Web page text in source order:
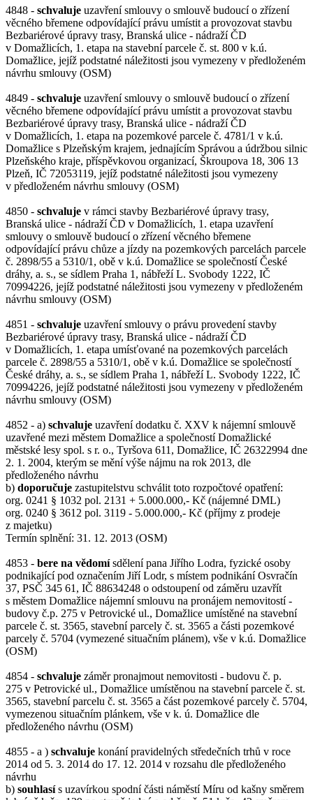
4848 - schvaluje uzavření smlouvy o smlouvě budoucí o zřízení
věcného břemene odpovídající právu umístit a provozovat stavbu
Bezbariérové úpravy trasy, Branská ulice - nádraží ČD
v Domažlicích, 1. etapa na stavební parcele č. st. 800 v k.ú.
Domažlice, jejíž podstatné náležitosti jsou vymezeny v předloženém
návrhu smlouvy (OSM)
4849 - schvaluje uzavření smlouvy o smlouvě budoucí o zřízení
věcného břemene odpovídající právu umístit a provozovat stavbu
Bezbariérové úpravy trasy, Branská ulice - nádraží ČD
v Domažlicích, 1. etapa na pozemkové parcele č. 4781/1 v k.ú.
Domažlice s Plzeňským krajem, jednajícím Správou a údržbou silnic
Plzeňského kraje, příspěvkovou organizací, Škroupova 18, 306 13
Plzeň, IČ 72053119, jejíž podstatné náležitosti jsou vymezeny
v předloženém návrhu smlouvy (OSM)
4850 - schvaluje v rámci stavby Bezbariérové úpravy trasy,
Branská ulice - nádraží ČD v Domažlicích, 1. etapa uzavření
smlouvy o smlouvě budoucí o zřízení věcného břemene
odpovídající právu chůze a jízdy na pozemkových parcelách parcele
č. 2898/55 a 5310/1, obě v k.ú. Domažlice se společností České
dráhy, a. s., se sídlem Praha 1, nábřeží L. Svobody 1222, IČ
70994226, jejíž podstatné náležitosti jsou vymezeny v předloženém
návrhu smlouvy (OSM)
4851 - schvaluje uzavření smlouvy o právu provedení stavby
Bezbariérové úpravy trasy, Branská ulice - nádraží ČD
v Domažlicích, 1. etapa umísťované na pozemkových parcelách
parcele č. 2898/55 a 5310/1, obě v k.ú. Domažlice se společností
České dráhy, a. s., se sídlem Praha 1, nábřeží L. Svobody 1222, IČ
70994226, jejíž podstatné náležitosti jsou vymezeny v předloženém
návrhu smlouvy (OSM)
4852 - a) schvaluje uzavření dodatku č. XXV k nájemní smlouvě
uzavřené mezi městem Domažlice a společností Domažlické
městské lesy spol. s r. o., Tyršova 611, Domažlice, IČ 26322994 dne
2. 1. 2004, kterým se mění výše nájmu na rok 2013, dle
předloženého návrhu
b) doporučuje zastupitelstvu schválit toto rozpočtové opatření:
org. 0241 § 1032 pol. 2131 + 5.000.000,- Kč (nájemné DML)
org. 0240 § 3612 pol. 3119 - 5.000.000,- Kč (příjmy z prodeje
z majetku)
Termín splnění: 31. 12. 2013 (OSM)
4853 - bere na vědomísdělení pana Jiřího Lodra, fyzické osoby
podnikající pod označením Jiří Lodr, s místem podnikání Osvračín
37, PSČ 345 61, IČ 88634248 o odstoupení od záměru uzavřít
s městem Domažlice nájemní smlouvu na pronájem nemovitostí -
budovy č.p. 275 v Petrovické ul., Domažlice umístěné na stavební
parcele č. st. 3565, stavební parcely č. st. 3565 a části pozemkové
parcely č. 5704 (vymezené situačním plánem), vše v k.ú. Domažlice
(OSM)
4854 - schvaluje záměr pronajmout nemovitosti - budovu č. p.
275 v Petrovické ul., Domažlice umístěnou na stavební parcele č. st.
3565, stavební parcelu č. st. 3565 a část pozemkové parcely č. 5704,
vymezenou situačním plánkem, vše v k. ú. Domažlice dle
předloženého návrhu (OSM)
4855 - a ) schvaluje konání pravidelných středečních trhů v roce
2014 od 5. 3. 2014 do 17. 12. 2014 v rozsahu dle předloženého
návrhu
b) souhlasís uzavírkou spodní části náměstí Míru od kašny směrem